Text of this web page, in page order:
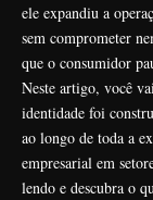
ele expandiu a
sem comprometer
que o consumidor
Neste artigo, você
identidade foi
ao longo de toda a
empresarial em
lendo e descubra o